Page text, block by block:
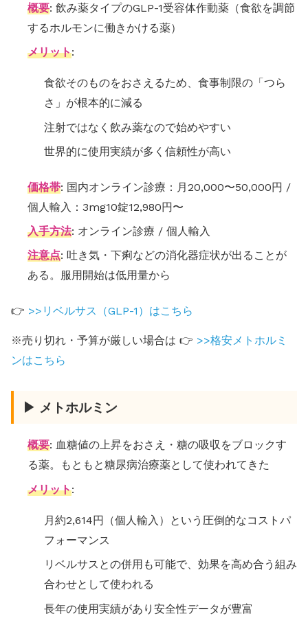
概要: 飲み薬タイプのGLP-1受容体作動薬（食欲を調節
するホルモンに働きかける薬）
メリット:
食欲そのものをおさえるため、食事制限の「つら
さ」が根本的に減る
注射ではなく飲み薬なので始めやすい
世界的に使用実績が多く信頼性が高い
価格帯: 国内オンライン診療：月20,000〜50,000円 /
個人輸入：3mg10錠12,980円〜
入手方法: オンライン診療 / 個人輸入
注意点: 吐き気・下痢などの消化器症状が出ることが
ある。服用開始は低用量から
👉 >>リベルサス（GLP-1）はこちら
※売り切れ・予算が厳しい場合は 👉 >>格安メトホルミ
ンはこちら
▶ メトホルミン
概要: 血糖値の上昇をおさえ・糖の吸収をブロックす
る薬。もともと糖尿病治療薬として使われてきた
メリット:
月約2,614円（個人輸入）という圧倒的なコストパ
フォーマンス
リベルサスとの併用も可能で、効果を高め合う組み
合わせとして使われる
長年の使用実績があり安全性データが豊富